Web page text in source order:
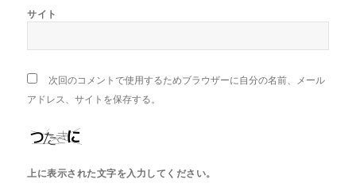
サイト
次回のコメントで使用するためブラウザーに自分の名前、メール
アドレス、サイトを保存する。
上に表示された文字を入力してください。